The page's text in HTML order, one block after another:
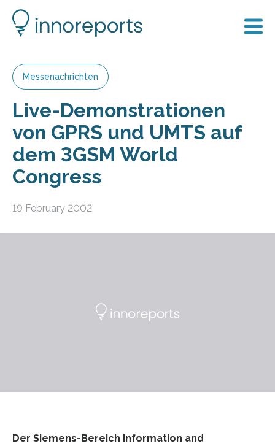
Messenachrichten
Live-Demonstrationen
von GPRS und UMTS auf
dem 3GSM World
Congress
19 February 2002
Der Siemens-Bereich Information and